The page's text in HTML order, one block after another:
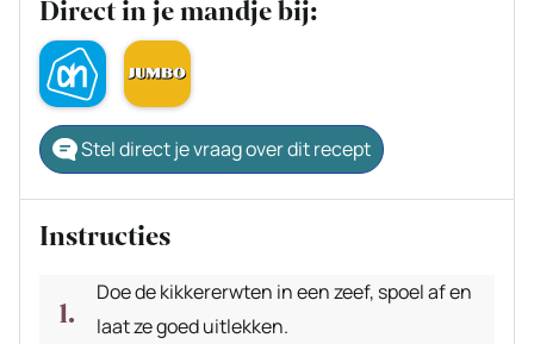
Direct in je mandje bij:
Stel direct je vraag over dit recept
Instructies
Doe de kikkererwten in een zeef, spoel af en
laat ze goed uitlekken.